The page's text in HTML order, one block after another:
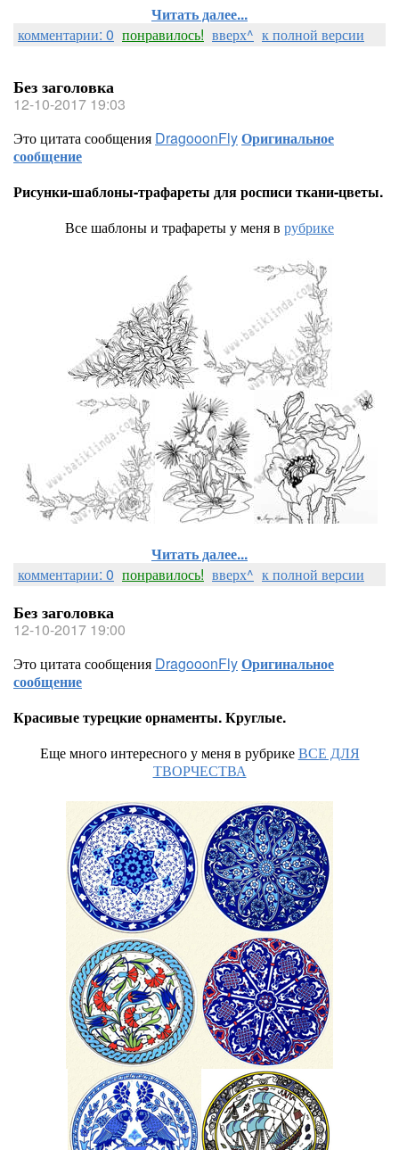
Читать далее...
комментарии: 0 понравилось! вверх^ к полной версии
Без заголовка
12-10-2017 19:03
Это цитата сообщения DragooonFlyОригинальное
сообщение
Рисунки-шаблоны-трафареты для росписи ткани-цветы.
Все шаблоны и трафареты у меня в рубрике
Читать далее...
комментарии: 0 понравилось! вверх^ к полной версии
Без заголовка
12-10-2017 19:00
Это цитата сообщения DragooonFlyОригинальное
сообщение
Красивые турецкие орнаменты. Круглые.
Еще много интересного у меня в рубрикеВСЕ ДЛЯ
ТВОРЧЕСТВА